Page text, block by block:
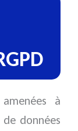
à
données